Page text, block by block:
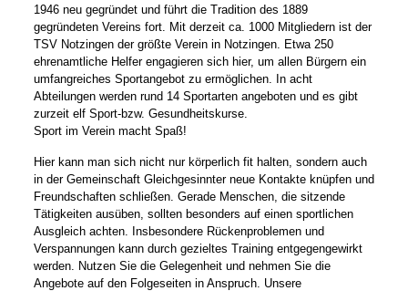
1946 neu gegründet und führt die Tradition des 1889
gegründeten Vereins fort. Mit derzeit ca. 1000 Mitgliedern ist der
TSV Notzingen der größte Verein in Notzingen. Etwa 250
ehrenamtliche Helfer engagieren sich hier, um allen Bürgern ein
umfangreiches Sportangebot zu ermöglichen. In acht
Abteilungen werden rund 14 Sportarten angeboten und es gibt
zurzeit elf Sport‐bzw. Gesundheitskurse.
Sport im Verein macht Spaß!
Hier kann man sich nicht nur körperlich fit halten, sondern auch
in der Gemeinschaft Gleichgesinnter neue Kontakte knüpfen und
Freundschaften schließen. Gerade Menschen, die sitzende
Tätigkeiten ausüben, sollten besonders auf einen sportlichen
Ausgleich achten. Insbesondere Rückenproblemen und
Verspannungen kann durch gezieltes Training entgegengewirkt
werden. Nutzen Sie die Gelegenheit und nehmen Sie die
Angebote auf den Folgeseiten in Anspruch. Unsere